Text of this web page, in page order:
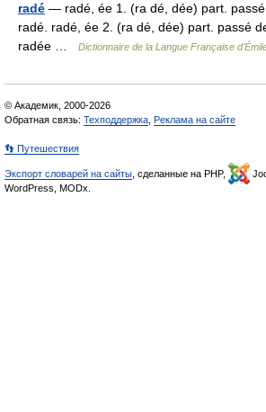
radé — radé, ée 1. (ra dé, dée) part.
radé. radé, ée 2. (ra dé, dée) part. passé
radée …
Dictionnaire de la Langue Française
© Академик, 2000-2026
Обратная связь: Техподдержка Реклама на сайте
👣 Путешествия
Экспорт словарей на сайты , сделанные на PHP,
WordPress, MODx.